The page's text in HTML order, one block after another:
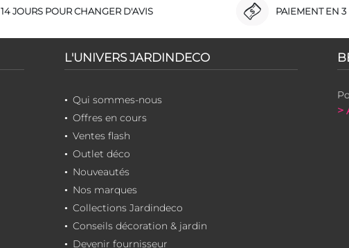
14 JOURS POUR CHANGER D'AVIS PAIEMENT EN 3
L'UNIVERS JARDINDECO
Qui sommes-nous
Offres en cours
Ventes flash
Outlet déco
Nouveautés
Nos marques
Collections Jardindeco
Conseils décoration & jardin
Devenir fournisseur
>